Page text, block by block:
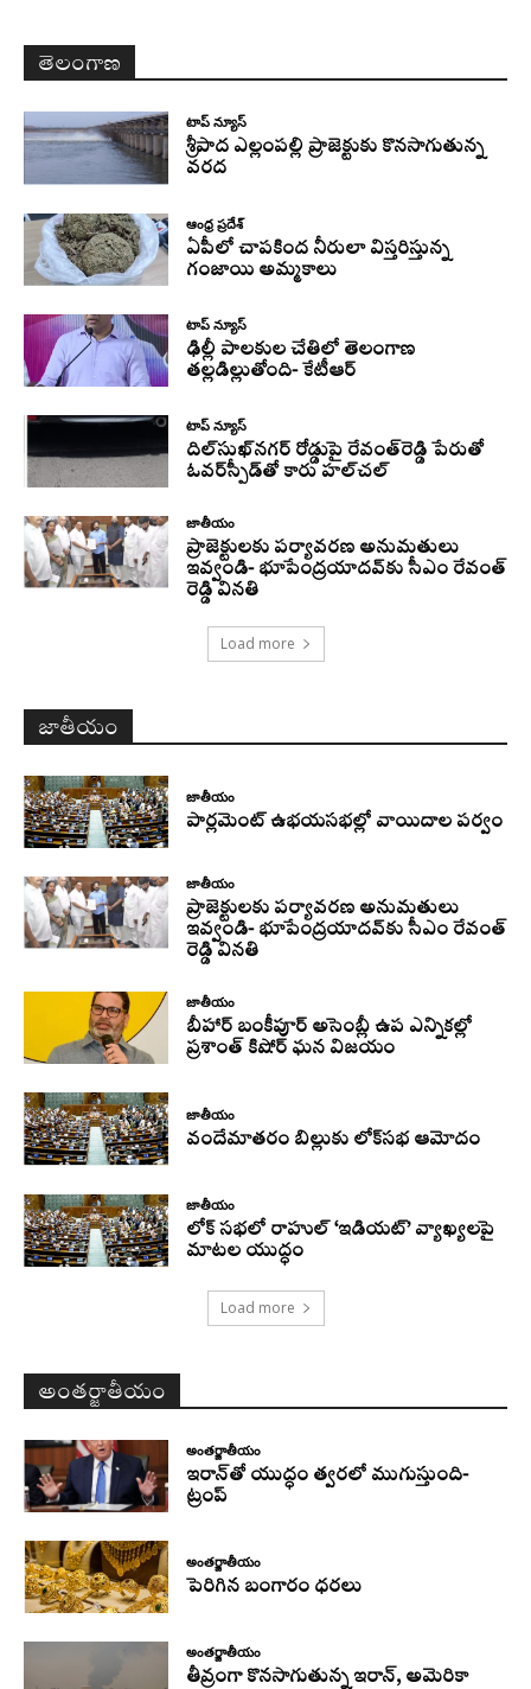
తెలంగాణ
టాప్ న్యూస్
శ్రీపాద ఎల్లంపల్లి ప్రాజెక్టుకు కొనసాగుతున్న
వరద
ఆంధ్ర ప్రదేశ్
ఏపీలో చాపకింద నీరులా విస్తరిస్తున్న
గంజాయి అమ్మకాలు
టాప్ న్యూస్
ఢిల్లీ పాలకుల చేతిలో తెలంగాణ
తల్లడిల్లుతోంది- కేటీఆర్
టాప్ న్యూస్
దిల్‌సుఖ్‌నగర్‌ రోడ్డుపై రేవంత్‌రెడ్డి పేరుతో
ఓవర్‌స్పీడ్‌తో కారు హల్‌చల్‌
జాతీయం
ప్రాజెక్టులకు పర్యావరణ అనుమతులు
ఇవ్వండి- భూపేంద్రయాదవ్‌కు సీఎం రేవంత్‌
రెడ్డి వినతి
Load more
జాతీయం
జాతీయం
పార్లమెంట్ ఉభయసభల్లో వాయిదాల పర్వం
జాతీయం
ప్రాజెక్టులకు పర్యావరణ అనుమతులు
ఇవ్వండి- భూపేంద్రయాదవ్‌కు సీఎం రేవంత్‌
రెడ్డి వినతి
జాతీయం
బీహార్ బంకీపూర్ అసెంబ్లీ ఉప ఎన్నికల్లో
ప్రశాంత్ కిషోర్ ఘన విజయం
జాతీయం
వందేమాతరం బిల్లుకు లోక్‌సభ ఆమోదం
జాతీయం
లోక్ సభలో రాహుల్ ‘ఇడియట్’ వ్యాఖ్యలపై
మాటల యుద్ధం
Load more
అంతర్జాతీయం
అంతర్జాతీయం
ఇరాన్‌తో యుద్ధం త్వరలో ముగుస్తుంది-
ట్రంప్‌
అంతర్జాతీయం
పెరిగిన బంగారం ధరలు
అంతర్జాతీయం
తీవ్రంగా కొనసాగుతున్న ఇరాన్‌, అమెరికా